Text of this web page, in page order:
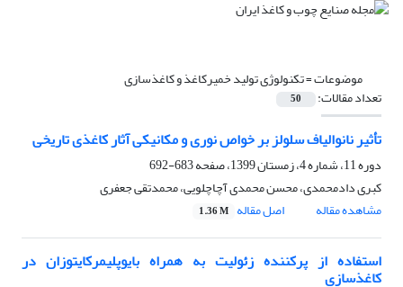
موضوعات =تکنولوژی تولید خمیرکاغذ و کاغذسازی
تعداد مقالات: 50
تأثیر نانوالیاف سلولز بر خواص نوری و مکانیکی آثار کاغذی تاریخی
دوره 11، شماره 4، زمستان 1399، صفحه
683-692
کبری دادمحمدی، محسن محمدی آچاچلویی، محمدتقی جعفری
مشاهده مقاله
اصل مقاله 1.36 M
استفاده از پرکننده زئولیت به همراه بایوپلیمرکایتوزان در
کاغذسازی